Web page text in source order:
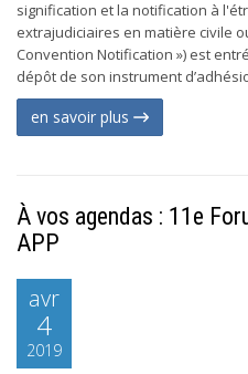
signification et la notification à
extrajudiciaires en matière civile
Convention Notification ») est
dépôt de son instrument
en savoir plus
À vos agendas : 11e
APP
avr
4
2019